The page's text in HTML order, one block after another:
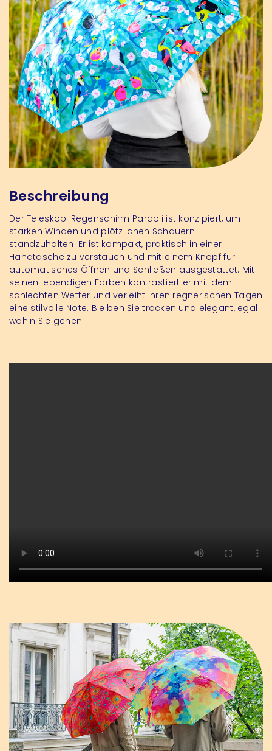
Beschreibung
Der Teleskop-Regenschirm Parapli ist konzipiert, um
starken Winden und plötzlichen Schauern
standzuhalten. Er ist kompakt, praktisch in einer
Handtasche zu verstauen und mit einem Knopf für
automatisches Öffnen und Schließen ausgestattet. Mit
seinen lebendigen Farben kontrastiert er mit dem
schlechten Wetter und verleiht Ihren regnerischen Tagen
eine stilvolle Note. Bleiben Sie trocken und elegant, egal
wohin Sie gehen!